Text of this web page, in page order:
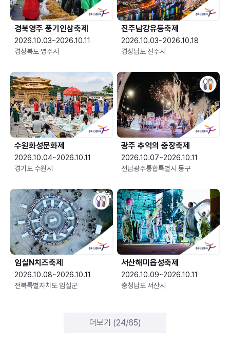
경북영주 풍기인삼축제
2026.10.03~2026.10.11
경상북도 영주시
진주남강유등축제
2026.10.03~2026.10.18
경상남도 진주시
수원화성문화제
2026.10.04~2026.10.11
경기도 수원시
광주 추억의 충장축제
2026.10.07~2026.10.11
전남광주통합특별시 동구
임실N치즈축제
2026.10.08~2026.10.11
전북특별자치도 임실군
서산해미읍성축제
2026.10.09~2026.10.11
충청남도 서산시
더보기 (24/65)